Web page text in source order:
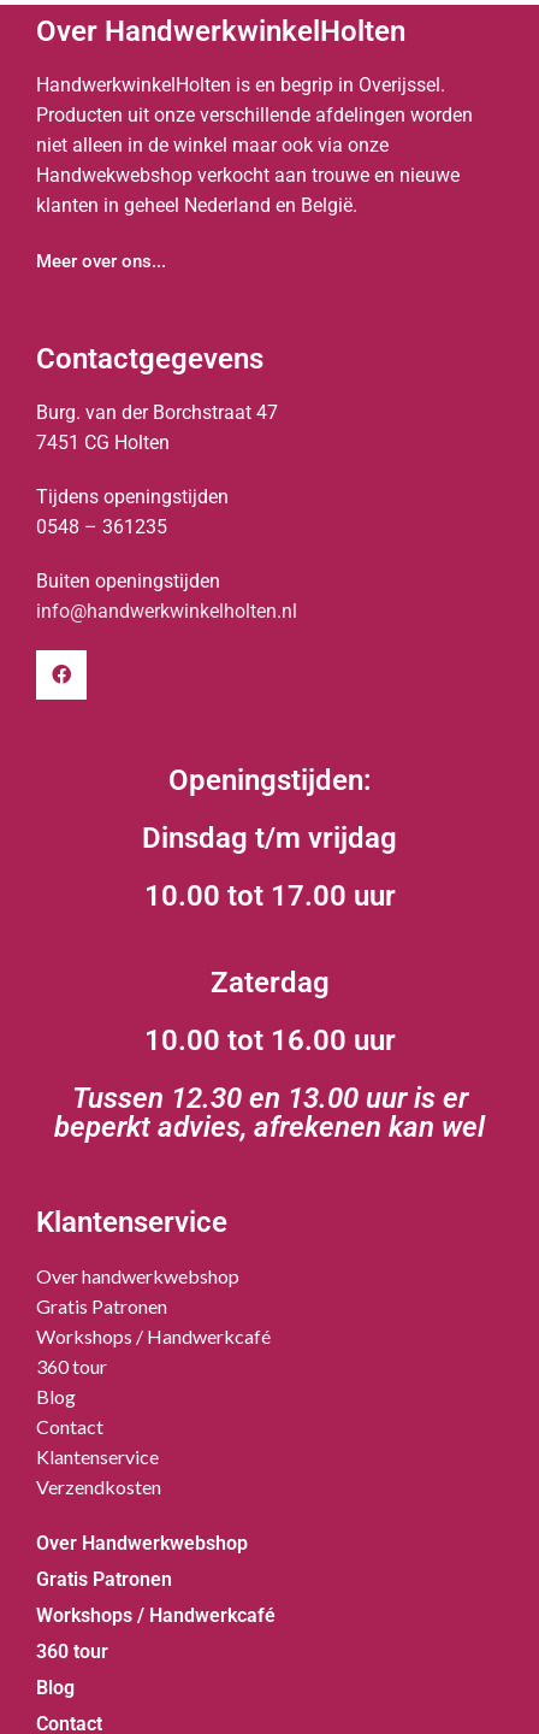
Over HandwerkwinkelHolten
HandwerkwinkelHolten is en begrip in Overijssel.
Producten uit onze verschillende afdelingen worden
niet alleen in de winkel maar ook via onze
Handwekwebshop verkocht aan trouwe en nieuwe
klanten in geheel Nederland en België.
Meer over ons...
Contactgegevens
Burg. van der Borchstraat 47
7451 CG Holten
Tijdens openingstijden
0548 – 361235
Buiten openingstijden
info@handwerkwinkelholten.nl
Openingstijden:
Dinsdag t/m vrijdag
10.00 tot 17.00 uur
Zaterdag
10.00 tot 16.00 uur
Tussen 12.30 en 13.00 uur is er
beperkt advies, afrekenen kan wel
Klantenservice
Over handwerkwebshop
Gratis Patronen
Workshops / Handwerkcafé
360 tour
Blog
Contact
Klantenservice
Verzendkosten
Over Handwerkwebshop
Gratis Patronen
Workshops / Handwerkcafé
360 tour
Blog
Contact